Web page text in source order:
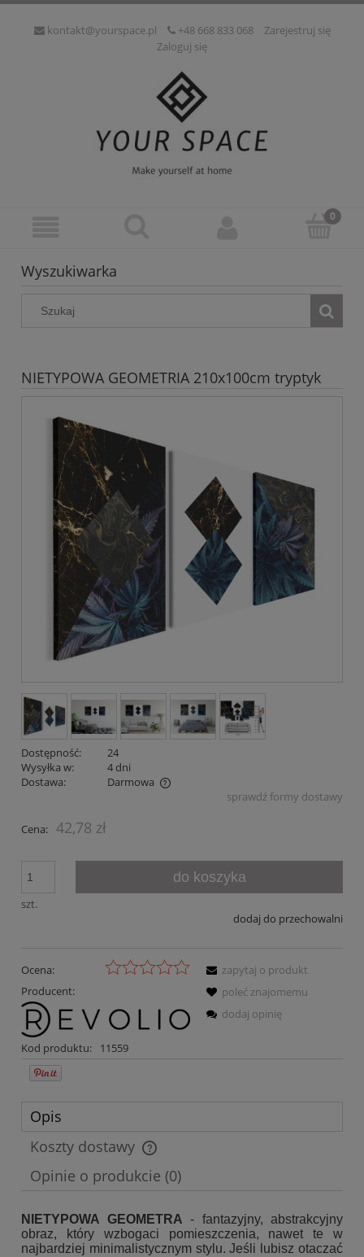
kontakt@yourspace.pl +48 668 833 068
Zarejestruj się
Zaloguj się
Wyszukiwarka
NIETYPOWA GEOMETRIA 210x100cm tryptyk
Dostępność:
24
Wysyłka w:
4 dni
Dostawa:
Darmowa
Cena nie zawiera ewentualnych kosztów płatnościsprawdź formy dostawy
Cena: 42,78 zł
szt.
do koszyka
dodaj do przechowalni
Ocena:
Producent:
Kod produktu: 11559
zapytaj o produkt
poleć znajomemu
dodaj opinię
Opis
Koszty dostawy
Cena nie zawiera ewentualnych kosztów płatności
Opinie o produkcie (0)
NIETYPOWA GEOMETRA - fantazyjny, abstrakcyjny
obraz, który wzbogaci pomieszczenia, nawet te w
najbardziej minimalistycznym stylu. Jeśli lubisz otaczać